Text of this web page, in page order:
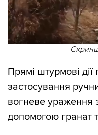
Прямі штурмові
застосування
вогневе ураження
допомогою гранат